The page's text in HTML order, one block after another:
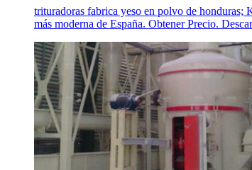
trituradoras fabrica yeso en polvo de honduras;
más moderna de España. Obtener Precio.